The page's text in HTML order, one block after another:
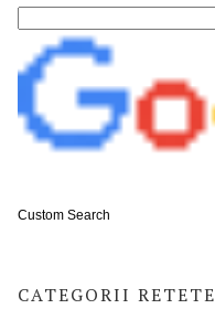
Custom Search
CATEGORII RETETE